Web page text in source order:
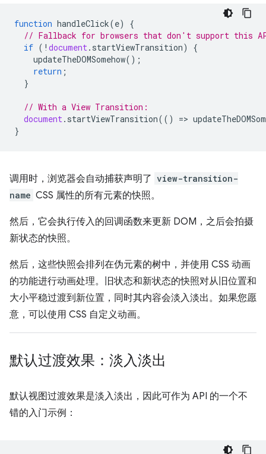
function handleClick(e)
{
// Fallback for browsers that don't support this
if ( ! document. startViewTransition)
{
updateTheDOMSomehow();
return ;
}
// With a View Transition:
document. startViewTransition(() =>
}
调用时，浏览器会自动捕获声明了 view-transition-
name CSS 属性的所有元素的快照。
然后，它会执行传入的回调函数来更新 DOM，之后会拍摄
新状态的快照。
然后，这些快照会排列在伪元素的树中，并使用 CSS 动画
的功能进行动画处理。旧状态和新状态的快照对从旧位置和
大小平稳过渡到新位置，同时其内容会淡入淡出。如果您愿
意，可以使用 CSS 自定义动画。
默认过渡效果：淡入淡出
默认视图过渡效果是淡入淡出，因此可作为 API 的一个不
错的入门示例：